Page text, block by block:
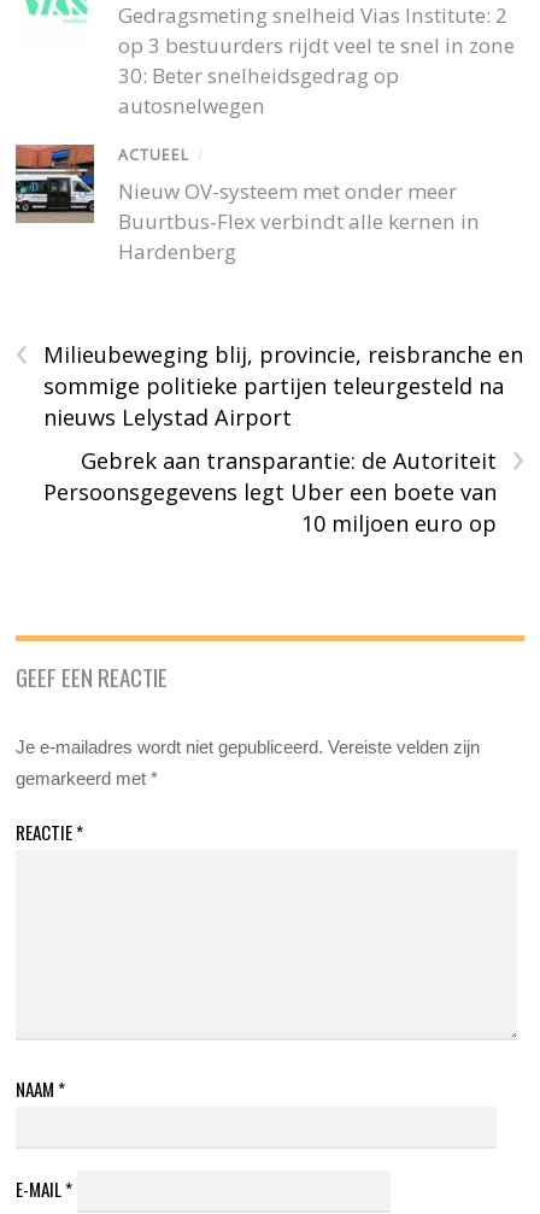
Gedragsmeting snelheid Vias Institute: 2
op 3 bestuurders rijdt veel te snel in zone
30: Beter snelheidsgedrag op
autosnelwegen
ACTUEEL /
Nieuw OV-systeem met onder meer
Buurtbus-Flex verbindt alle kernen in
Hardenberg
‹
Milieubeweging blij, provincie, reisbranche en
sommige politieke partijen teleurgesteld na
nieuws Lelystad Airport
›
Gebrek aan transparantie: de Autoriteit
Persoonsgegevens legt Uber een boete van
10 miljoen euro op
GEEF EEN REACTIE
Je e-mailadres wordt niet gepubliceerd. Vereiste velden zijn
gemarkeerd met*
REACTIE*
NAAM *
E-MAIL*